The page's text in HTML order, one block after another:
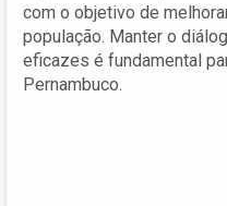
com o objetivo de
população. Manter o
eficazes é fundamental
Pernambuco.